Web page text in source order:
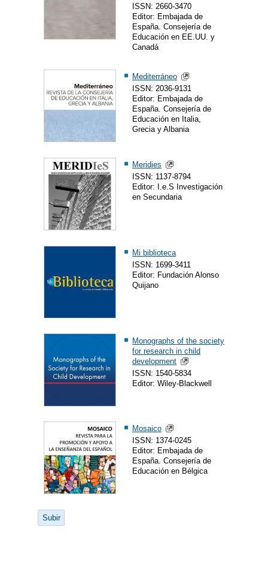
ISSN: 2660-3470
Editor: Embajada de
España. Consejería de
Educación en EE.UU. y
Canadá
Mediterráneo
ISSN: 2036-9131
Editor: Embajada de
España. Consejería de
Educación en Italia,
Grecia y Albania
Meridies
ISSN: 1137-8794
Editor: I.e.S Investigación
en Secundaria
Mi biblioteca
ISSN: 1699-3411
Editor: Fundación Alonso
Quijano
Monographs of the society
for research in child
development
ISSN: 1540-5834
Editor: Wiley-Blackwell
Mosaico
ISSN: 1374-0245
Editor: Embajada de
España. Consejería de
Educación en Bélgica
Subir